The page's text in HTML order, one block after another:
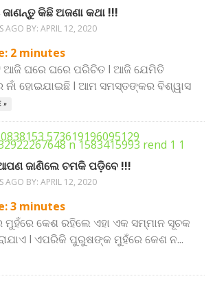
ଜାଣନ୍ତୁ କିଛି ଅଜଣା କଥା !!!
AGO BY: APRIL 12, 2020
2 minutes
ଆଜି ଘରେ ଘରେ ପରିଚିତ l ଆଜି ଯେମିତି
ନାଁ ହୋଇଯାଇଛି l ଆମ ସମସ୍ତଙ୍କର ବିଶ୍ୱାସ
»
ଜାଣିଲେ ଚମକି ପଡ଼ିବେ !!!
AGO BY: APRIL 12, 2020
3 minutes
କେଶ ରହିଲେ ଏହା ଏକ ସମ୍ମାନ ସୂଚକ
l ଏପରିକି ପୁରୁଷଙ୍କ ମୁହଁରେ କେଶ ନ...